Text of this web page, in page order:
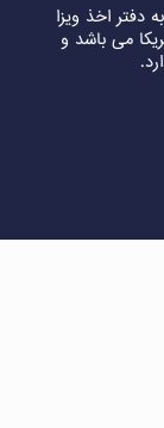
دفتر اخذ ویزا
می باشد و